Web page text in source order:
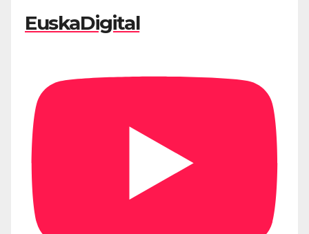
EuskaDigital